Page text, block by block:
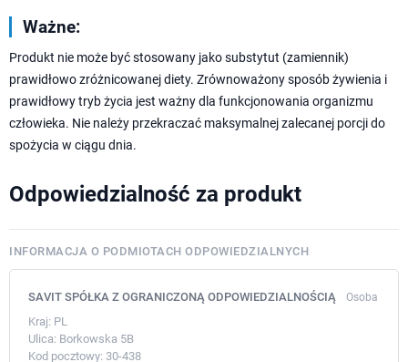
Ważne:
Produkt nie może być stosowany jako substytut (zamiennik)
prawidłowo zróżnicowanej diety. Zrównoważony sposób żywienia i
prawidłowy tryb życia jest ważny dla funkcjonowania organizmu
człowieka. Nie należy przekraczać maksymalnej zalecanej porcji do
spożycia w ciągu dnia.
Odpowiedzialność za produkt
INFORMACJA O PODMIOTACH ODPOWIEDZIALNYCH
SAVIT SPÓŁKA Z OGRANICZONĄ ODPOWIEDZIALNOŚCIĄ Osoba
Kraj: PL
Ulica: Borkowska 5B
Kod pocztowy: 30-438